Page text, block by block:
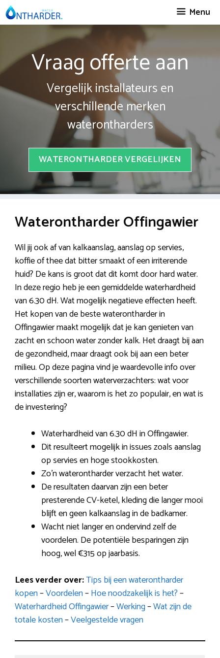
Spring
naar
Menu
Vraag offerte aan
Vergelijk installateurs en
verschillende merken
waterontharders
WATERONTHARDER VERGELIJKEN
Waterontharder Offingawier
Wil jij ook af van kalkaanslag, aanslag op servies,
koffie of thee dat bitter smaakt of een irriterende
huid? De kans is groot dat dit komt door hard water.
In deze regio heb je een gemiddelde waterhardheid
van 6.30 dH. Wat mogelijk negatieve effecten heeft.
Het kopen van de beste waterontharder in
Offingawier maakt mogelijk dat je kan genieten van
zacht en schoon water zonder kalk. Het draagt bij aan
de gezondheid, maar draagt ook bij aan een beter
milieu. Op deze pagina vind je waardevolle info over
verschillende soorten waterverzachters: wat voor
installaties zijn er, waarom is het zo populair, en wat is
de investering?
Waterhardheid van 6.30 dH in Offingawier.
Dit resulteert mogelijk in issues zoals aanslag
op servies en hoge stookkosten.
Zo’n waterontharder verzacht het water.
De resultaten daarvan zijn een beter
presterende CV-ketel, kleding die langer mooi
blijft en geen kalkaanslag in de badkamer.
Wacht niet langer en ondervind zelf de
voordelen. De potentiële besparingen zijn
hoog, wel €315 op jaarbasis.
Lees verder over:Tips bij een waterontharder
kopen–Voordelen–Hoe noodzakelijk is het?–
Waterhardheid Offingawier–Werking–Wat zijn de
totale kosten–Veelgestelde vragen